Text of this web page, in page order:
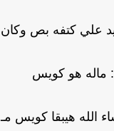
كتفه بص وكان
هو كويس
الله هيبقا كويس